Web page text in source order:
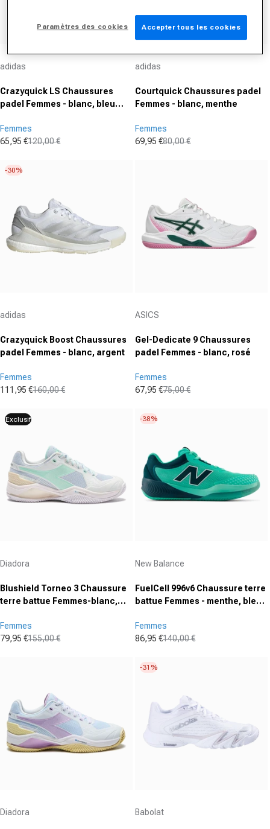
adidas
Crazyquick LS Chaussures
padel Femmes - blanc, bleu
Femmes
Prix promotionnel
65,95 €
Prix normal
120,00 €
adidas
Courtquick Chaussures padel
Femmes - blanc, menthe
Femmes
Prix promotionnel
69,95 €
Prix normal
80,00 €
-30%
adidas
Crazyquick Boost Chaussures
padel Femmes - blanc, argent
Femmes
Prix promotionnel
111,95 €
Prix normal
160,00 €
ASICS
Gel-Dedicate 9 Chaussures
padel Femmes - blanc, rosé
Femmes
Prix promotionnel
67,95 €
Prix normal
75,00 €
Exclusif
Diadora
Blushield Torneo 3 Chaussure
terre battue Femmes-blanc,
Femmes
Prix promotionnel
79,95 €
Prix normal
155,00 €
-38%
New Balance
FuelCell 996v6 Chaussure terre
battue Femmes - menthe, bleu
Femmes
Prix promotionnel
86,95 €
Prix normal
140,00 €
Diadora
-31%
Babolat
Paramètres des cookies Accepter tous les cookies